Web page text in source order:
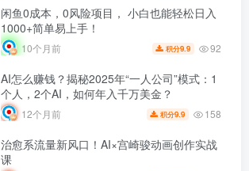
闲鱼0成本，0风险项目， 小白也能轻松日入
1000+简单易上手！
10个月前 积分9.9 92
AI怎么赚钱？揭秘2025年“一人公司”模式：1
个人，2个AI，如何年入千万美金？
12个月前 积分9.9 158
治愈系流量新风口！AI×宫崎骏动画创作实战
课